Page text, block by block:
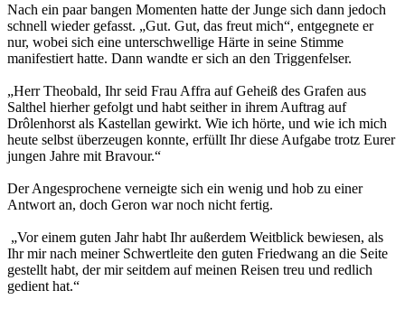
Nach ein paar bangen Momenten hatte der Junge sich dann jedoch
schnell wieder gefasst. „Gut. Gut, das freut mich“, entgegnete er
nur, wobei sich eine unterschwellige Härte in seine Stimme
manifestiert hatte. Dann wandte er sich an den Triggenfelser.
„Herr Theobald, Ihr seid Frau Affra auf Geheiß des Grafen aus
Salthel hierher gefolgt und habt seither in ihrem Auftrag auf
Drôlenhorst als Kastellan gewirkt. Wie ich hörte, und wie ich mich
heute selbst überzeugen konnte, erfüllt Ihr diese Aufgabe trotz Eurer
jungen Jahre mit Bravour.“
Der Angesprochene verneigte sich ein wenig und hob zu einer
Antwort an, doch Geron war noch nicht fertig.
„Vor einem guten Jahr habt Ihr außerdem Weitblick bewiesen, als
Ihr mir nach meiner Schwertleite den guten Friedwang an die Seite
gestellt habt, der mir seitdem auf meinen Reisen treu und redlich
gedient hat.“